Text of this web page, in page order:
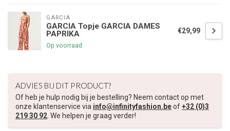
GARCIA
GARCIA Topje GARCIA DAMES
PAPRIKA
Op voorraad
€29,99
ADVIES BIJ DIT PRODUCT?
Of heb je hulp nodig bij je bestelling? Neem contact op met
onze klantenservice via info@infinityfashion.beof+32 (0)3
219 30 92. We helpen je graag verder!
Schrijf je in voor onze nieuwsbrief om op de hoogte te blijven
over onze nieuwe collectie, en ontvang5 euro kortingop je
volgende aankoop! 😀